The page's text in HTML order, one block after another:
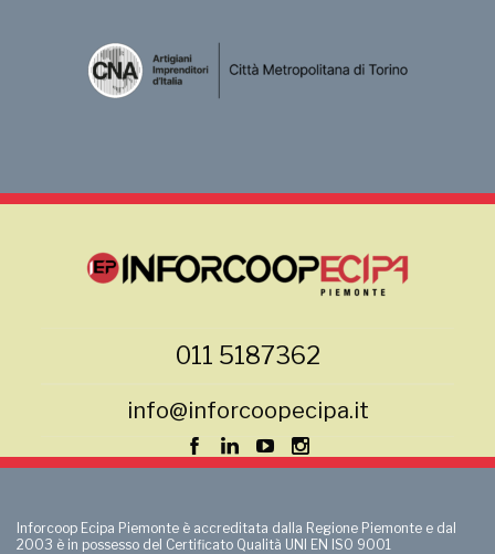
011 5187362
info@inforcoopecipa.it
Inforcoop Ecipa Piemonte è accreditata dalla Regione Piemonte e dal
2003 è in possesso del Certificato Qualità UNI EN ISO 9001